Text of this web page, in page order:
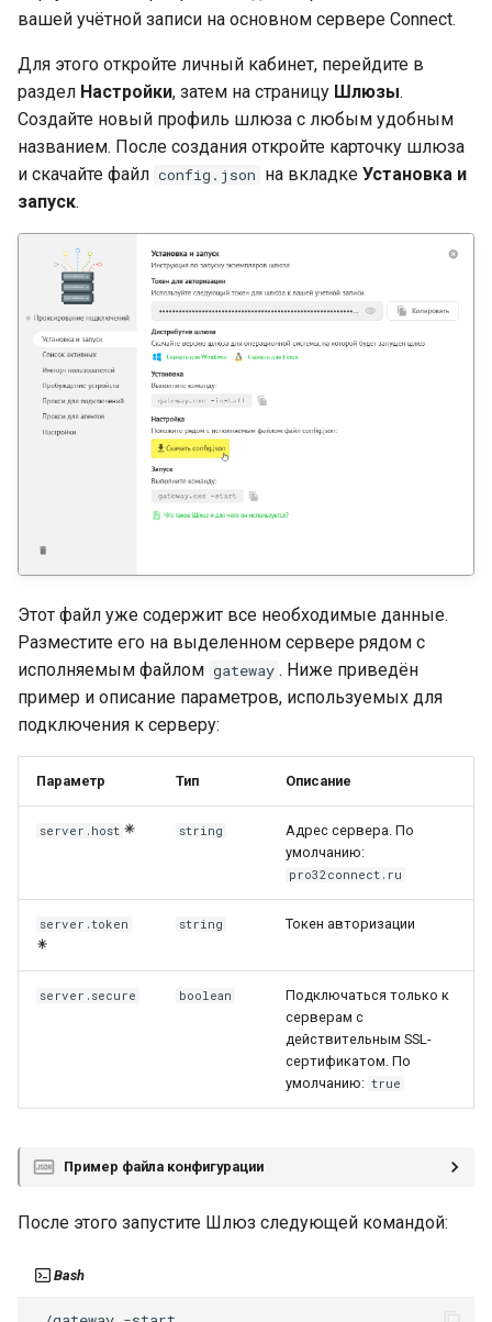
вашей учётной записи на основном сервере Connect.
Для этого откройте личный кабинет, перейдите в
раздел Настройки, затем на страницу Шлюзы.
Создайте новый профиль шлюза с любым удобным
названием. После создания откройте карточку шлюза
и скачайте файл config.json на вкладке Установка и
запуск.
Этот файл уже содержит все необходимые данные.
Разместите его на выделенном сервере рядом с
исполняемым файлом gateway . Ниже приведён
пример и описание параметров, используемых для
подключения к серверу:
Параметр Тип Описание
server.host string
Адрес сервера. По
умолчанию:
pro32connect.ru
server.token string Токен авторизации
server.secure boolean
Подключаться только к
серверам с
действительным SSL-
сертификатом. По
умолчанию: true
Пример файла конфигурации
После этого запустите Шлюз следующей командой:
Bash